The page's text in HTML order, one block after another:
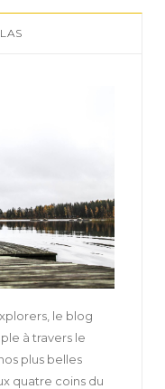
le blog
à travers le
plus belles
quatre coins du